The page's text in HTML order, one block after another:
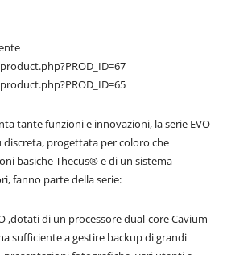
tante funzioni e innovazioni, la serie EVO
discreta, progettata per coloro che
basiche Thecus® e di un sistema
fanno parte della serie:
,dotati di un processore dual-core Cavium
sufficiente a gestire backup di grandi